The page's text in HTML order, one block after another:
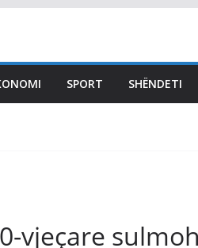
SPORT SHËNDETI
vjeçare
Seanca sot,
ende pa
çka thanë